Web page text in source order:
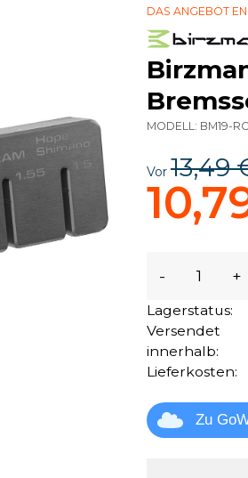
DAS ANGEBOT
MODELL: BM19-
Vor 13,49
- +
Lagerstatus:
Versendet
innerhalb:
Lieferkosten:
Zu